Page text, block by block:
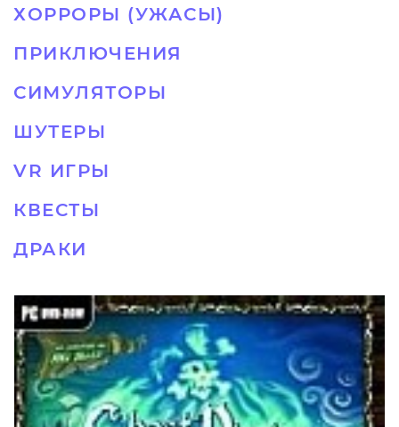
ХОРРОРЫ (УЖАСЫ)
ПРИКЛЮЧЕНИЯ
СИМУЛЯТОРЫ
ШУТЕРЫ
VR ИГРЫ
КВЕСТЫ
ДРАКИ